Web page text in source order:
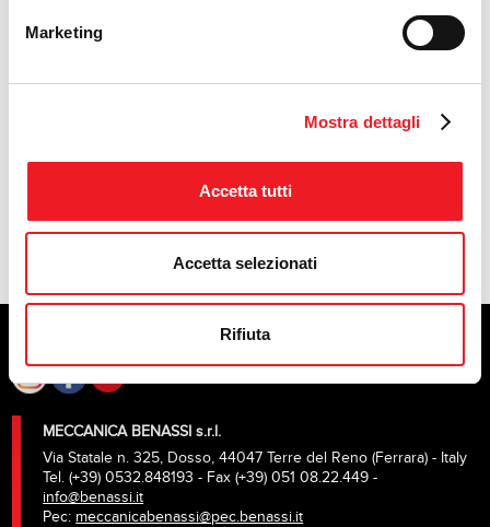
Marketing
Mostra dettagli
Accetta tutti
Accetta selezionati
Rifiuta
FOX MINI 2WD
RICAMBI FOX 85-2WD MINI [07-
MECCANICA BENASSI s.r.l.
Via Statale n. 325, Dosso, 44047 Terre del Reno (Ferrara) - Italy
Tel. (+39) 0532.848193 - Fax (+39) 051 08.22.449 -
info@benassi.it
Pec: meccanicabenassi@pec.benassi.it